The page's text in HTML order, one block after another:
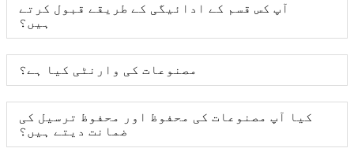
آپ کس قسم کے ادائیگی کے طریقے قبول کرتے
ہیں؟
مصنوعات کی وارنٹی کیا ہے؟
کیا آپ مصنوعات کی محفوظ اور محفوظ ترسیل کی
ضمانت دیتے ہیں؟